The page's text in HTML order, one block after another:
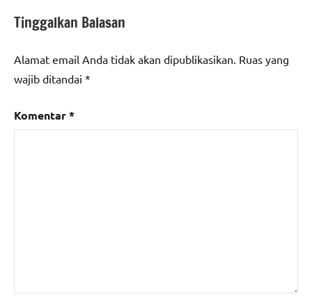
Tinggalkan Balasan
Alamat email Anda tidak akan dipublikasikan. Ruas yang
wajib ditandai *
Komentar*